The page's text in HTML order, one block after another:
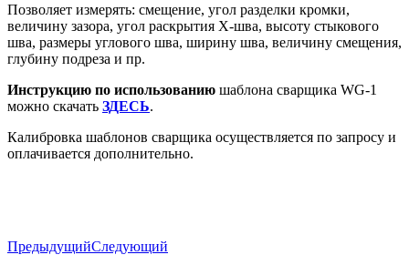
Позволяет измерять: смещение, угол разделки кромки,
величину зазора, угол раскрытия Х-шва, высоту стыкового
шва, размеры углового шва, ширину шва, величину смещения,
глубину подреза и пр.
Инструкцию по использованию шаблона сварщика WG-1
можно скачать ЗДЕСЬ.
Калибровка шаблонов сварщика осуществляется по запросу и
оплачивается дополнительно.
ПредыдущийСледующий